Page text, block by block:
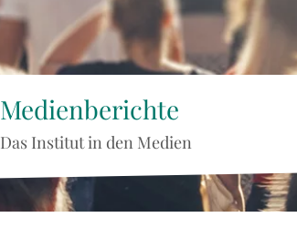
Medienberichte
Das Institut in den Medien